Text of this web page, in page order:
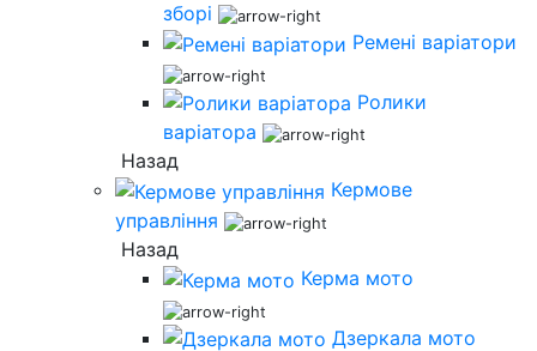
зборі
Ремені варіатори
Ролики
варіатора
Назад
Кермове
управління
Назад
Керма мото
Дзеркала мото